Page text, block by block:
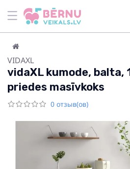
VIDAXL
vidaXL kumode, balta,
priedes masīvkoks
0 отзыв(ов)